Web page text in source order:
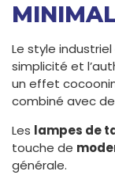
Le style
simplicité et
un effet
combiné avec
Les lampes de
touche de
générale.